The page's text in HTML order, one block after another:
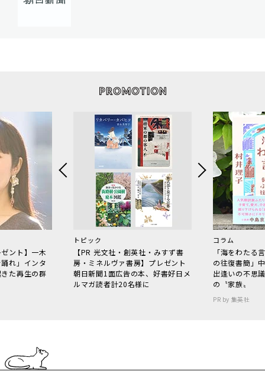
ント】一木
れ」インタ
た再生の群
トピック
【PR 光文社・創英社・みすず書
房・ミネルヴァ書房】プレゼント
朝日新聞1面広告の本、好書好日メ
ルマガ読者計20名様に
コラム
「海をわた
の往復書簡」
出逢いの不思
の〝家族〟
PR by 集英社